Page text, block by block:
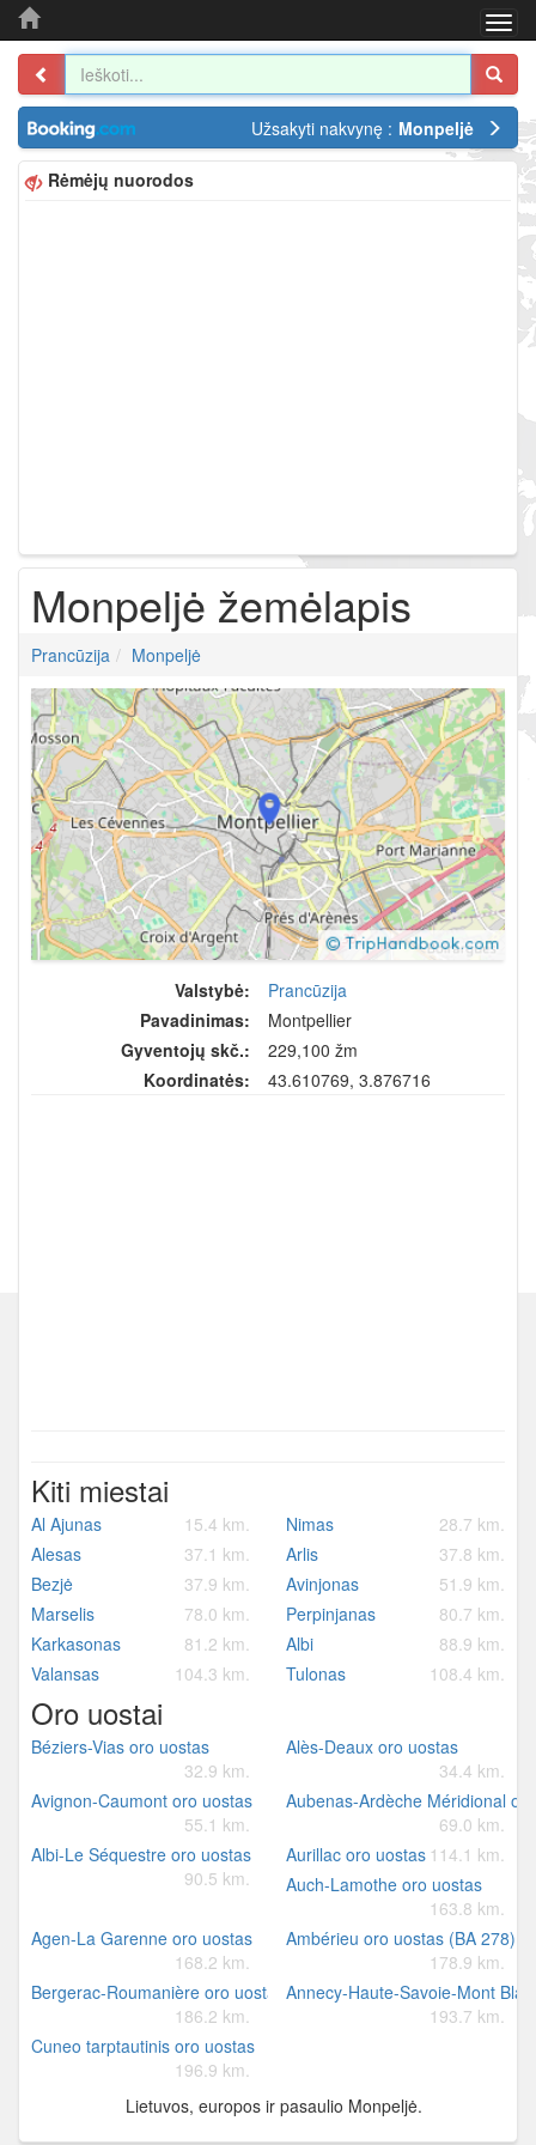
Užsakyti nakvynę : Monpeljė
Rėmėjų nuorodos
Monpeljė žemėlapis
Prancūzija Monpeljė
Valstybė:
Prancūzija
Pavadinimas:
Montpellier
Gyventojų skč.:
229,100 žm
Koordinatės:
43.610769, 3.876716
Kiti miestai
Al Ajunas 15.4 km. Nimas
28.7 km.
Alesas
37.1 km. Arlis
37.8 km.
Bezjė
37.9 km. Avinjonas
51.9 km.
Marselis
78.0 km. Perpinjanas
80.7 km.
Karkasonas
81.2 km. Albi
88.9 km.
Valansas
104.3 km. Tulonas 108.4 km.
Oro uostai
Béziers-Vias oro uostas
32.9 km.
Alès-Deaux oro uostas
34.4 km.
Avignon-Caumont oro uostas
55.1 km.
Aubenas-Ardèche Méridional
69.0 km.
Albi-Le Séquestre oro uostas
90.5 km.
Aurillac oro uostas 114.1 km.
Auch-Lamothe oro uostas
163.8 km.
Agen-La Garenne oro uostas
168.2 km.
Ambérieu oro uostas (BA 278)
178.9 km.
Bergerac-Roumanière oro uostas
186.2 km.
Annecy-Haute-Savoie-Mont
193.7 km.
Cuneo tarptautinis oro uostas
196.9 km.
Lietuvos, europos ir pasaulio Monpeljė.